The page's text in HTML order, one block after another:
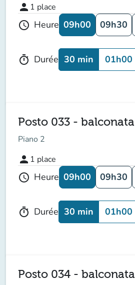
person 1 place
schedule Heure 09h00 09h30
timer Durée 30 min 01h00
Posto 033 - balconata
Piano 2
person 1 place
schedule Heure 09h00 09h30
timer Durée 30 min 01h00
Posto 034 - balconata